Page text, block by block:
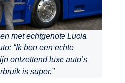
met echtgenote Lucia
“Ik ben een echte
ontzettend luxe auto’s
is super.”